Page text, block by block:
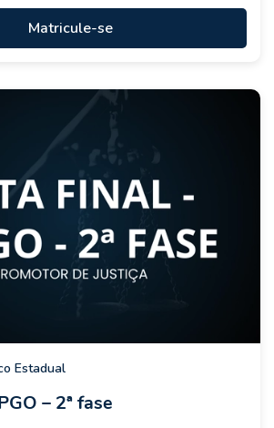
Matricule-se
Estadual
– 2ª fase